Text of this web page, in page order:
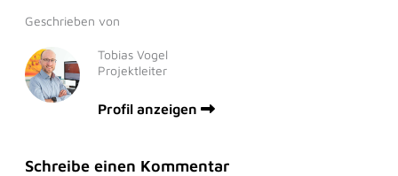
Geschrieben von
Tobias Vogel
Projektleiter
Profil anzeigen
Schreibe einen Kommentar